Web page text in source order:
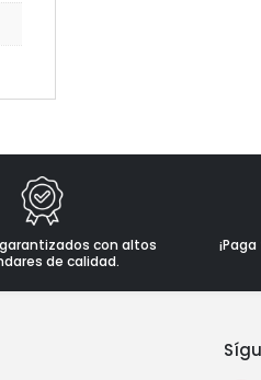
con altos
de calidad.